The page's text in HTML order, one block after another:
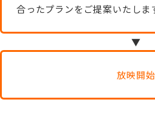
合ったプランをご提案いたしま
▼
放映開始